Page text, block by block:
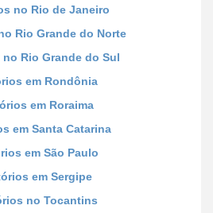
no Rio de Janeiro
Rio Grande do Norte
Rio Grande do Sul
em Rondônia
em Roraima
em Santa Catarina
em São Paulo
em Sergipe
no Tocantins